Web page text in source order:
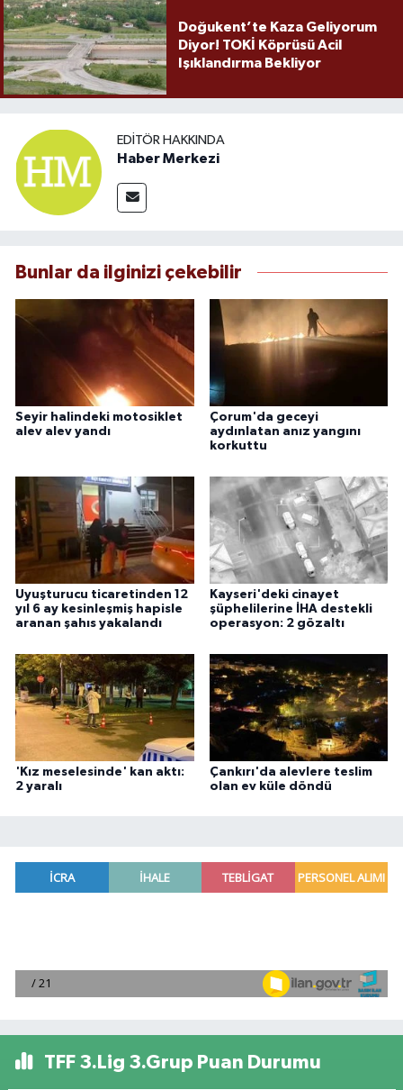
Doğukent’te Kaza Geliyorum
Diyor! TOKİ Köprüsü Acil
Işıklandırma Bekliyor
EDITÖR HAKKINDA
Haber Merkezi
Bunlar da ilginizi çekebilir
Seyir halindeki motosiklet
alev alev yandı
Çorum'da geceyi
aydınlatan anız yangını
korkuttu
Uyuşturucu ticaretinden 12
yıl 6 ay kesinleşmiş hapisle
aranan şahıs yakalandı
Kayseri'deki cinayet
şüphelilerine İHA destekli
operasyon: 2 gözaltı
'Kız meselesinde' kan aktı:
2 yaralı
Çankırı'da alevlere teslim
olan ev küle döndü
TFF 3.Lig 3.Grup Puan Durumu